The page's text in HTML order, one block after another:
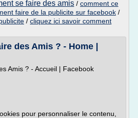
se faire des amis / comment ce
faire de la publicite sur facebook /
/ cliquez ici savoir comment
des Amis ? - Home |
Amis ? - Accueil | Facebook
pour personnaliser le contenu,